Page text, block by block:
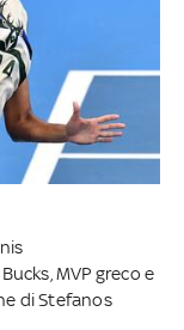
MVP greco e
di Stefanos